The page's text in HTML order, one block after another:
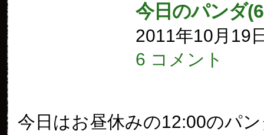
今日のパンダ
2011年10月19
6 コメント
今日はお昼休みの12:00のパ